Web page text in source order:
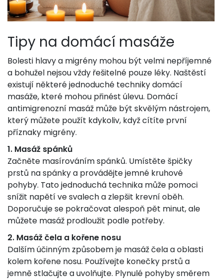
Tipy na domácí masáže
Bolesti hlavy a migrény mohou být velmi nepříjemné
a bohužel nejsou vždy řešitelné pouze léky. Naštěstí
existují některé jednoduché techniky domácí
masáže, které mohou přinést úlevu. Domácí
antimigrenozní masáž může být skvělým nástrojem,
který můžete použít kdykoliv, když cítíte první
příznaky migrény.
1. Masáž spánků
Začněte masírováním spánků. Umístěte špičky
prstů na spánky a provádějte jemné kruhové
pohyby. Tato jednoduchá technika může pomoci
snížit napětí ve svalech a zlepšit krevní oběh.
Doporučuje se pokračovat alespoň pět minut, ale
můžete masáž prodloužit podle potřeby.
2. Masáž čela a kořene nosu
Dalším účinným způsobem je masáž čela a oblasti
kolem kořene nosu. Používejte konečky prstů a
jemně stlačujte a uvolňujte. Plynulé pohyby směrem